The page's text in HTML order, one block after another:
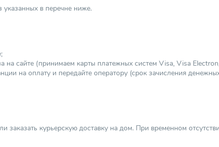
в перечне ниже.
на сайте (принимаем карты платежных систем Visa, Visa
на оплату и передайте оператору (срок зачисления
курьерскую доставку на дом. При временном